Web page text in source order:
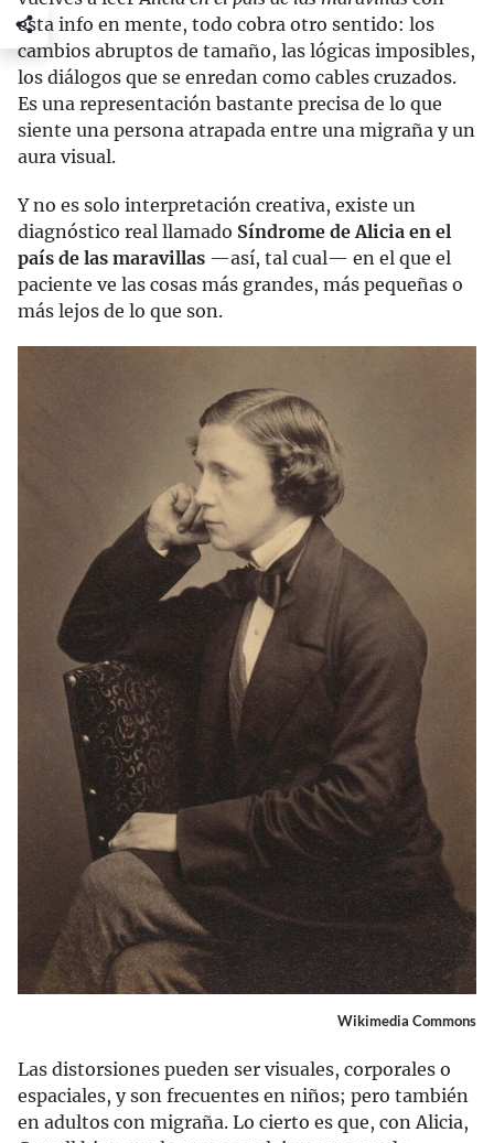
esta info en mente, todo cobra otro sentido: los
cambios abruptos de tamaño, las lógicas imposibles,
los diálogos que se enredan como cables cruzados.
Es una representación bastante precisa de lo que
siente una persona atrapada entre una migraña y un
aura visual.
Y no es solo interpretación creativa, existe un
diagnóstico real llamado Síndrome de Alicia en el
país de las maravillas —así, tal cual— en el que el
paciente ve las cosas más grandes, más pequeñas o
más lejos de lo que son.
Wikimedia Commons
Las distorsiones pueden ser visuales, corporales o
espaciales, y son frecuentes en niños; pero también
en adultos con migraña. Lo cierto es que, con Alicia,